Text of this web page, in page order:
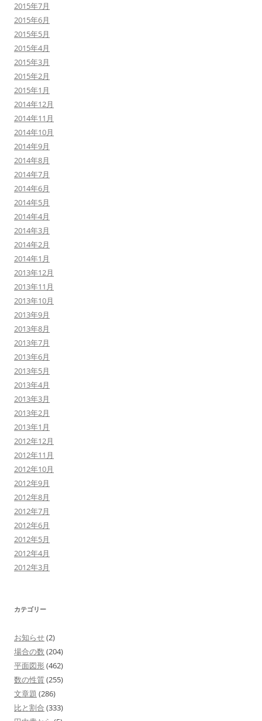
2015年7月
2015年6月
2015年5月
2015年4月
2015年3月
2015年2月
2015年1月
2014年12月
2014年11月
2014年10月
2014年9月
2014年8月
2014年7月
2014年6月
2014年5月
2014年4月
2014年3月
2014年2月
2014年1月
2013年12月
2013年11月
2013年10月
2013年9月
2013年8月
2013年7月
2013年6月
2013年5月
2013年4月
2013年3月
2013年2月
2013年1月
2012年12月
2012年11月
2012年10月
2012年9月
2012年8月
2012年7月
2012年6月
2012年5月
2012年4月
2012年3月
カテゴリー
お知らせ(2)
場合の数 (204)
平面図形(462)
数の性質(255)
文章題 (286)
比と割合 (333)